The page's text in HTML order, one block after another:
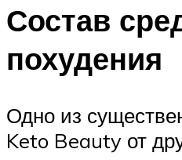
Состав
похудения
Одно из
Keto Beauty от